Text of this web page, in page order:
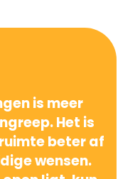
is meer
Het is
beter af
wensen.